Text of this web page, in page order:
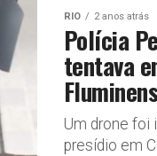
RIO 2 anos atrás
Polícia
tentava
Um drone foi
presídio em